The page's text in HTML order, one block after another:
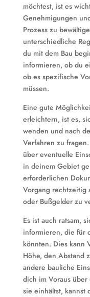
möchtest, ist es
Genehmigungen
Prozess zu
unterschiedliche
du mit dem Bau
informieren, ob du
ob es spezifische
müssen.
Eine gute
erleichtern, ist es,
wenden und nach
Verfahren zu
über eventuelle
in deinem Gebiet
erforderlichen
Vorgang rechtzeitig
oder Bußgelder zu
Es ist auch ratsam,
informieren, die für
könnten. Dies kann
Höhe, den Abstand
andere bauliche
dich im Voraus
sie einhältst, kannst